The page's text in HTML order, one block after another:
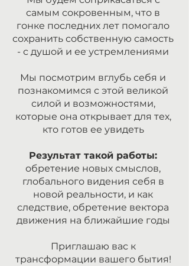
самым сокровенным, что в
гонке последних лет помогало
сохранить собственную самость
- с душой и ее устремлениями
Мы посмотрим вглубь себя и
познакомимся с этой великой
силой и возможностями,
которые она открывает для тех,
кто готов ее увидеть
Результат такой работы:
обретение новых смыслов,
глобального видения себя в
новой реальности, и как
следствие, обретение вектора
движения на ближайшие годы
Приглашаю вас к
трансформации вашего бытия!